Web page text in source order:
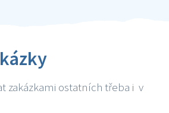
zakázkami ostatních třeba i v